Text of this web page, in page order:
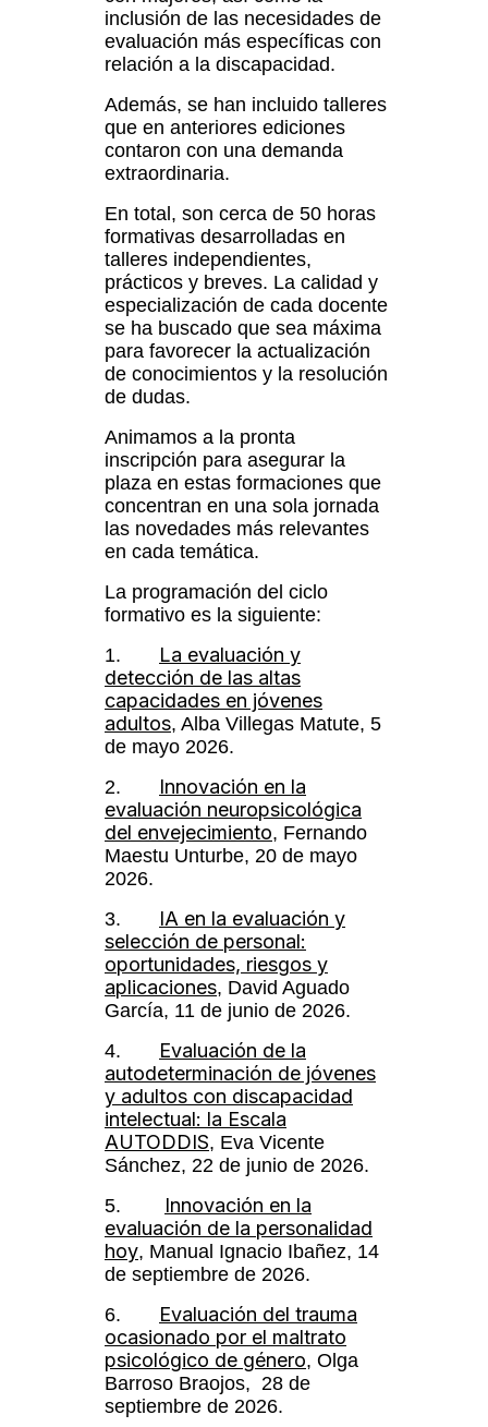
inclusión de las necesidades de
evaluación más específicas con
relación a la discapacidad.
Además, se han incluido talleres
que en anteriores ediciones
contaron con una demanda
extraordinaria.
En total, son cerca de 50 horas
formativas desarrolladas en
talleres independientes,
prácticos y breves. La calidad y
especialización de cada docente
se ha buscado que sea máxima
para favorecer la actualización
de conocimientos y la resolución
de dudas.
Animamos a la pronta
inscripción para asegurar la
plaza en estas formaciones que
concentran en una sola jornada
las novedades más relevantes
en cada temática.
La programación del ciclo
formativo es la siguiente:
1. La evaluación y
detección de las altas
capacidades en jóvenes
adultos, Alba Villegas Matute, 5
de mayo 2026.
2. Innovación en la
evaluación neuropsicológica
del envejecimiento, Fernando
Maestu Unturbe, 20 de mayo
2026.
3. IA en la evaluación y
selección de personal:
oportunidades, riesgos y
aplicaciones, David Aguado
García, 11 de junio de 2026.
4. Evaluación de la
autodeterminación de jóvenes
y adultos con discapacidad
intelectual: la Escala
AUTODDIS, Eva Vicente
Sánchez, 22 de junio de 2026.
5. Innovación en la
evaluación de la personalidad
hoy, Manual Ignacio Ibañez, 14
de septiembre de 2026.
6. Evaluación del trauma
ocasionado por el maltrato
psicológico de género, Olga
Barroso Braojos, 28 de
septiembre de 2026.